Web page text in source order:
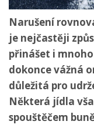
Narušení
je nejčastěji
přinášet i
dokonce vážná
důležitá pro
Některá jídla
spouštěčem